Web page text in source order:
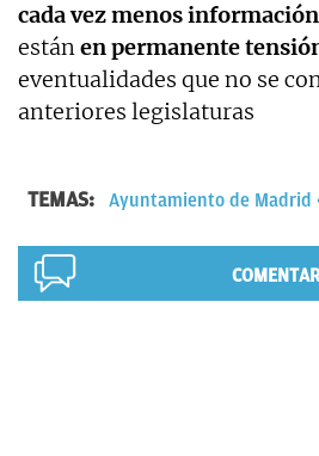
cada vez menos información
estánen permanente
eventualidades que no se
anteriores legislaturas
TEMAS: Ayuntamiento de Madrid
COMENTAR